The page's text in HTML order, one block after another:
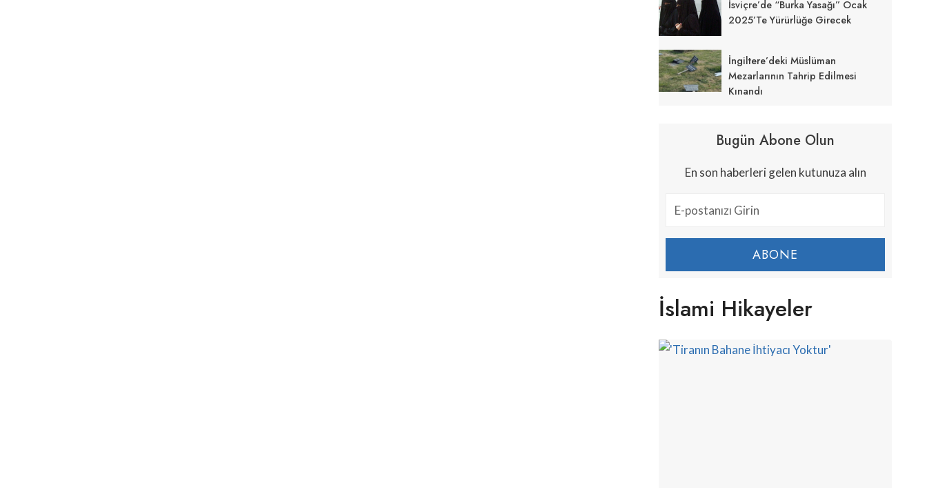
İsviçre’de “Burka Yasağı” Ocak
2025’te Yürürlüğe Girecek
İngiltere’deki Müslüman
Mezarlarının Tahrip Edilmesi
Kınandı
Bugün Abone Olun
En son haberleri gelen kutunuza alın
ABONE
İslami Hikayeler